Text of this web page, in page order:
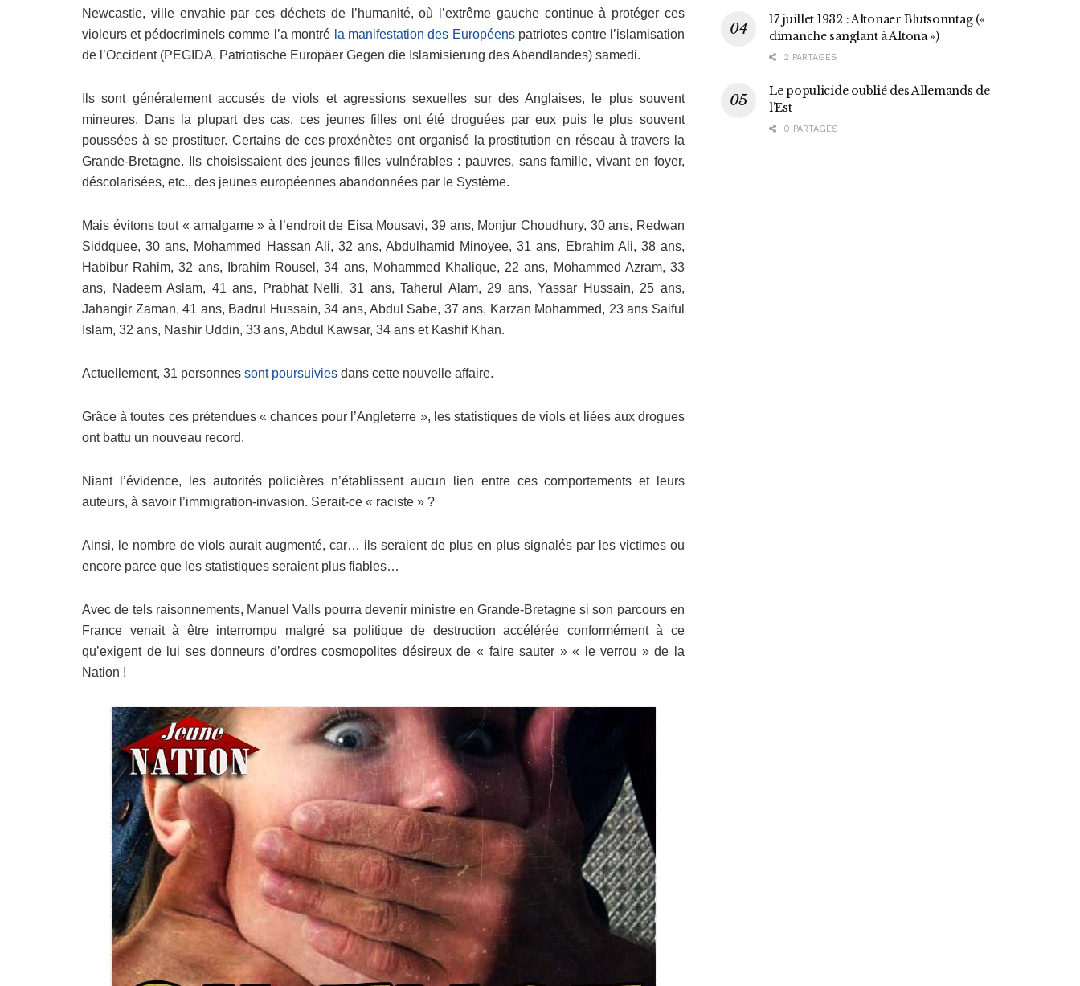
Newcastle, ville envahie par ces déchets de l’humanité, où l’extrême gauche continue à protéger ces
violeurs et pédocriminels comme l’a montré la manifestation des Européenspatriotes contre l’islamisation
de l’Occident (PEGIDA, Patriotische Europäer Gegen die Islamisierung des Abendlandes) samedi.
Ils sont généralement accusés de viols et agressions sexuelles sur des Anglaises, le plus souvent
mineures. Dans la plupart des cas, ces jeunes filles ont été droguées par eux puis le plus souvent
poussées à se prostituer. Certains de ces proxénètes ont organisé la prostitution en réseau à travers la
Grande-Bretagne. Ils choisissaient des jeunes filles vulnérables : pauvres, sans famille, vivant en foyer,
déscolarisées, etc., des jeunes européennes abandonnées par le Système.
Mais évitons tout « amalgame » à l’endroit de Eisa Mousavi, 39 ans, Monjur Choudhury, 30 ans, Redwan
Siddquee, 30 ans, Mohammed Hassan Ali, 32 ans, Abdulhamid Minoyee, 31 ans, Ebrahim Ali, 38 ans,
Habibur Rahim, 32 ans, Ibrahim Rousel, 34 ans, Mohammed Khalique, 22 ans, Mohammed Azram, 33
ans, Nadeem Aslam, 41 ans, Prabhat Nelli, 31 ans, Taherul Alam, 29 ans, Yassar Hussain, 25 ans,
Jahangir Zaman, 41 ans, Badrul Hussain, 34 ans, Abdul Sabe, 37 ans, Karzan Mohammed, 23 ans Saiful
Islam, 32 ans, Nashir Uddin, 33 ans, Abdul Kawsar, 34 ans et Kashif Khan.
Actuellement, 31 personnes sont poursuivies dans cette nouvelle affaire.
Grâce à toutes ces prétendues « chances pour l’Angleterre », les statistiques de viols et liées aux drogues
ont battu un nouveau record.
Niant l’évidence, les autorités policières n’établissent aucun lien entre ces comportements et leurs
auteurs, à savoir l’immigration-invasion. Serait-ce « raciste » ?
Ainsi, le nombre de viols aurait augmenté, car… ils seraient de plus en plus signalés par les victimes ou
encore parce que les statistiques seraient plus fiables…
Avec de tels raisonnements, Manuel Valls pourra devenir ministre en Grande-Bretagne si son parcours en
France venait à être interrompu malgré sa politique de destruction accélérée conformément à ce
qu’exigent de lui ses donneurs d’ordres cosmopolites désireux de « faire sauter » « le verrou » de la
Nation !
17 juillet 1932 : Altonaer Blutsonntag («
dimanche sanglant à Altona »)
2 PARTAGES
Le populicide oublié des Allemands de
l’Est
0 PARTAGES